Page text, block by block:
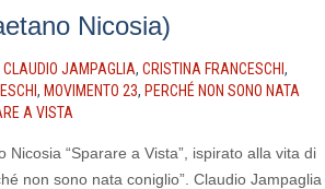
Nicosia)
CLAUDIO JAMPAGLIA, CRISTINA FRANCESCHI ,
, MOVIMENTO 23, PERCHÉ NON SONO NATA
A VISTA
Nicosia “Sparare a Vista”, ispirato alla vita di
non sono nata coniglio”. Claudio Jampaglia